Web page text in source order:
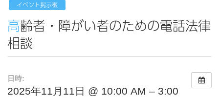
イベント掲示板
高齢者・障がい者のための電話法律
相談
日時:
2025年11月11日 @ 10:00 AM – 3:00